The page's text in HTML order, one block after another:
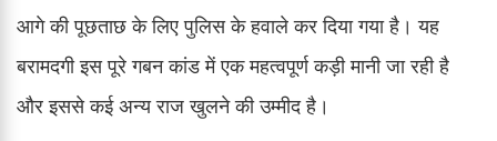
आगे की पूछताछ के लिए पुलिस के हवाले कर दिया गया है। यह
बरामदगी इस पूरे गबन कांड में एक महत्वपूर्ण कड़ी मानी जा रही है
और इससे कई अन्य राज खुलने की उम्मीद है।